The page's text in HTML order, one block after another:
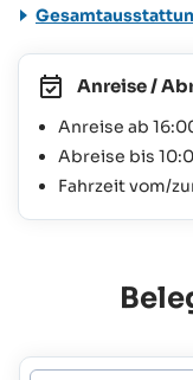
Anreise /
Anreise ab
Abreise bis
Fahrzeit vom/